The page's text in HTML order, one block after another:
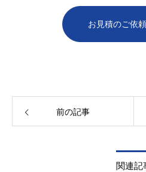
お見積のご依
前の記事
関連記